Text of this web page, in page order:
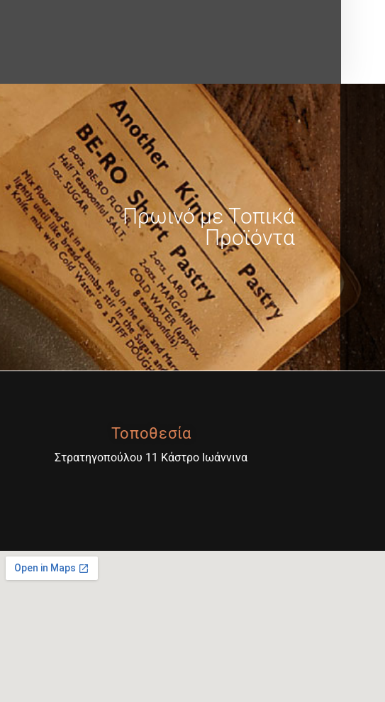
Πρωινό με Τοπικά
Προϊόντα
Τοποθεσία
Στρατηγοπούλου 11 Κάστρο Ιωάννινα